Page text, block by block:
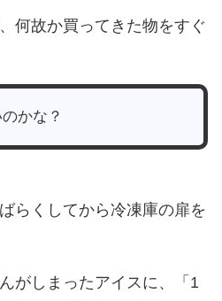
何故か買ってきた物をすぐ
かな？
らくしてから冷凍庫の扉を
がしまったアイスに、「1